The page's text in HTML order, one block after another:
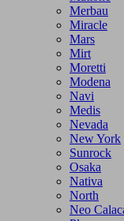
Merbau
Miracle
Mars
Mirt
Moretti
Modena
Navi
Medis
Nevada
New York
Sunrock
Osaka
Nativa
North
Neo